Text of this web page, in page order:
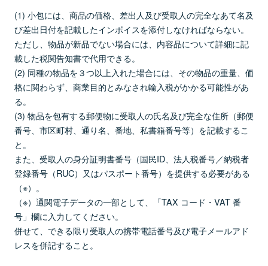
(1) 小包には、商品の価格、差出人及び受取人の完全なあて名及
び差出日付を記載したインボイスを添付しなければならない。
ただし、物品が新品でない場合には、内容品について詳細に記
載した税関告知書で代用できる。
(2) 同種の物品を３つ以上入れた場合には、その物品の重量、価
格に関わらず、商業目的とみなされ輸入税がかかる可能性があ
る。
(3) 物品を包有する郵便物に受取人の氏名及び完全な住所（郵便
番号、市区町村、通り名、番地、私書箱番号等）を記載するこ
と。
また、受取人の身分証明書番号（国民ID、法人税番号／納税者
登録番号（RUC）又はパスポート番号）を提供する必要がある
（※）。
（※）通関電子データの一部として、「TAX コード・VAT 番
号」欄に入力してください。
併せて、できる限り受取人の携帯電話番号及び電子メールアド
レスを併記すること。